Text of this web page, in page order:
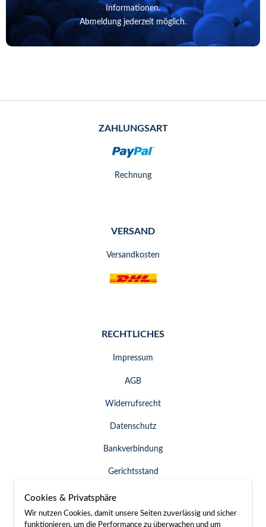
Informationen.
Abmeldung jederzeit möglich.
ZAHLUNGSART
Rechnung
VERSAND
Versandkosten
RECHTLICHES
Impressum
AGB
Widerrufsrecht
Datenschutz
Bankverbindung
Gerichtsstand
Widerruf erklären
Cookies & Privatsphäre
Wir nutzen Cookies, damit unsere Seiten zuverlässig und sicher
funktionieren, um die Performance zu überwachen und um